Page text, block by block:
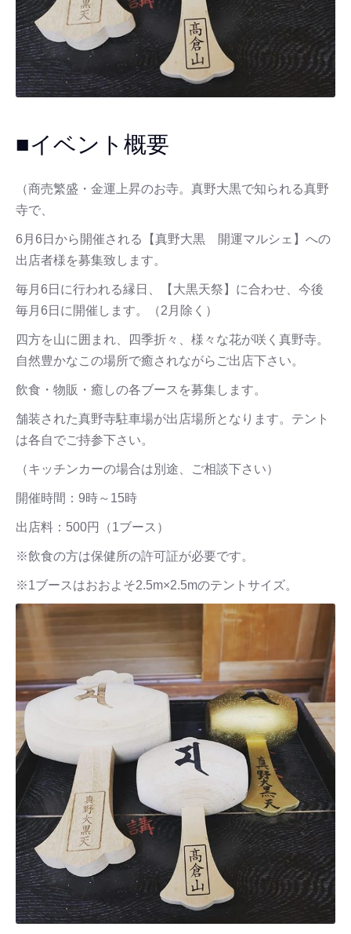
■イベント概要
（商売繁盛・金運上昇のお寺。真野大黒で知られる真野
寺で、
6月6日から開催される【真野大黒 開運マルシェ】への
出店者様を募集致します。
毎月6日に行われる縁日、【大黒天祭】に合わせ、今後
毎月6日に開催します。（2月除く）
四方を山に囲まれ、四季折々、様々な花が咲く真野寺。
自然豊かなこの場所で癒されながらご出店下さい。
飲食・物販・癒しの各ブースを募集します。
舗装された真野寺駐車場が出店場所となります。テント
は各自でご持参下さい。
（キッチンカーの場合は別途、ご相談下さい）
開催時間：9時～15時
出店料：500円（1ブース）
※飲食の方は保健所の許可証が必要です。
※1ブースはおおよそ2.5m×2.5mのテントサイズ。